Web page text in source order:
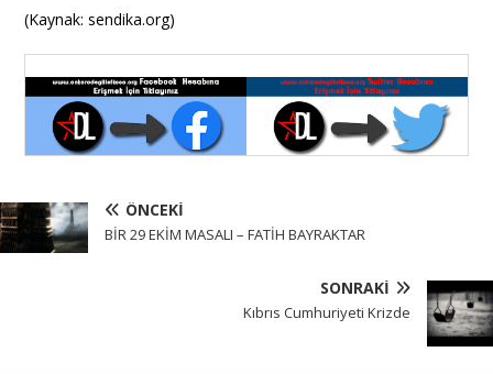
(Kaynak: sendika.org)
ÖNCEKI
BİR 29 EKİM MASALI – FATİH BAYRAKTAR
SONRAKI
Kıbrıs Cumhuriyeti Krizde